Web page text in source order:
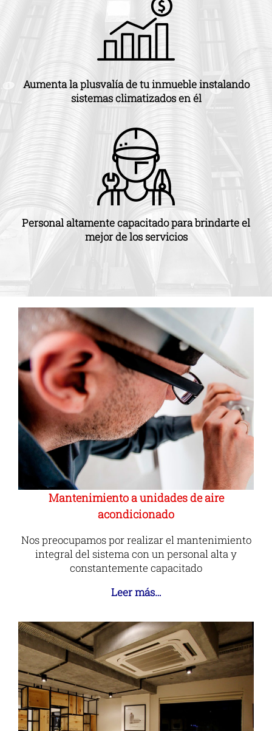
Aumenta la plusvalía de tu inmueble instalando
sistemas climatizados en él
Personal altamente capacitado para brindarte el
mejor de los servicios
Mantenimiento a unidades de aire
acondicionado
Nos preocupamos por realizar el mantenimiento
integral del sistema con un personal alta y
constantemente capacitado
Leer más…